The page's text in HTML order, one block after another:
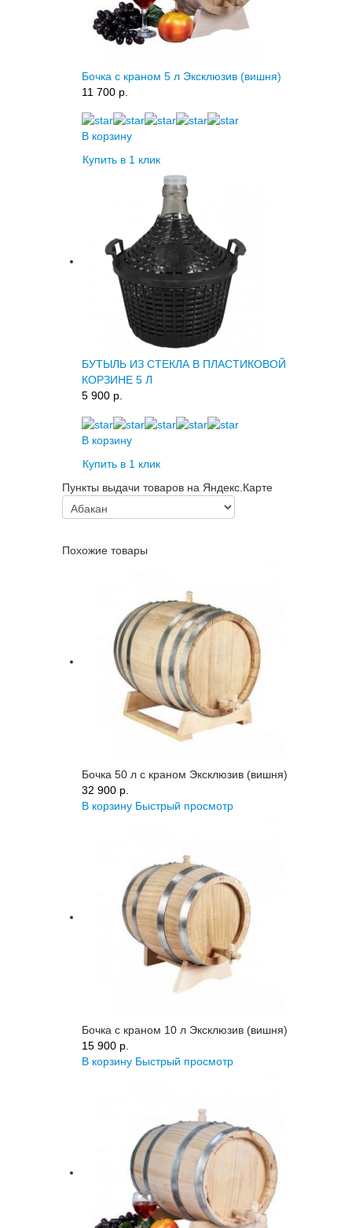
Бочка с краном 5 л Эксклюзив (вишня)
11 700 p.
В корзину
Купить в 1 клик
БУТЫЛЬ ИЗ СТЕКЛА В ПЛАСТИКОВОЙ
КОРЗИНЕ 5 Л
5 900 p.
В корзину
Купить в 1 клик
Пункты выдачи товаров на Яндекс.Карте
Похожие товары
Бочка 50 л с краном Эксклюзив (вишня)
32 900 p.
В корзину Быстрый просмотр
Бочка с краном 10 л Эксклюзив (вишня)
15 900 p.
В корзину Быстрый просмотр